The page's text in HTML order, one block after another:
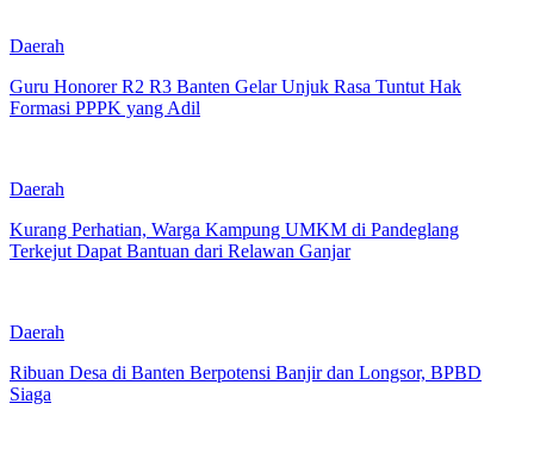
Daerah
Guru Honorer R2 R3 Banten Gelar Unjuk Rasa Tuntut Hak
Formasi PPPK yang Adil
Daerah
Kurang Perhatian, Warga Kampung UMKM di Pandeglang
Terkejut Dapat Bantuan dari Relawan Ganjar
Daerah
Ribuan Desa di Banten Berpotensi Banjir dan Longsor, BPBD
Siaga